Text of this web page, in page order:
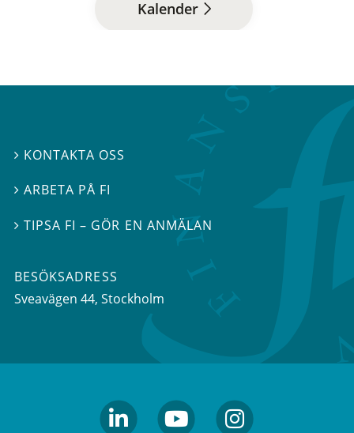
Kalender
 KONTAKTA OSS
ARBETA PÅ FI
TIPSA FI – GÖR EN ANMÄLAN
BESÖKSADRESS
Sveavägen 44, Stockholm